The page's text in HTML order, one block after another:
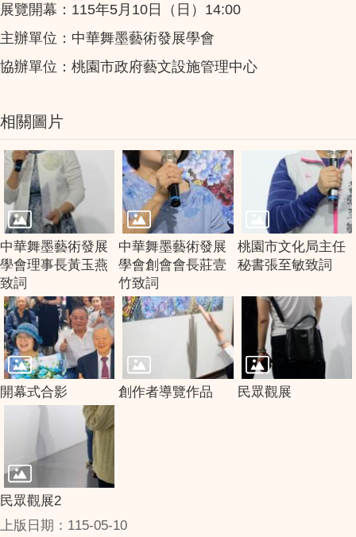
展覽開幕：115年5月10日（日）14:00
主辦單位：中華舞墨藝術發展學會
協辦單位：桃園市政府藝文設施管理中心
相關圖片
中華舞墨藝術發展
學會理事長黃玉燕
致詞
中華舞墨藝術發展
學會創會會長莊壹
竹致詞
桃園市文化局主任
秘書張至敏致詞
開幕式合影 創作者導覽作品 民眾觀展
民眾觀展2
上版日期：115-05-10